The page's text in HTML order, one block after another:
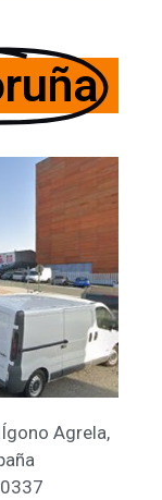
Agrela,